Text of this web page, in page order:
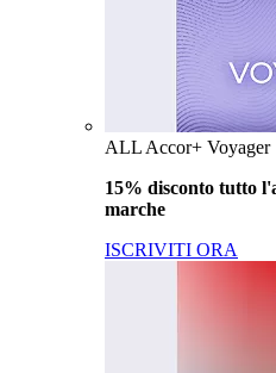
ALL Accor+ Voyager
15% disconto tutto
marche
ISCRIVITI ORA